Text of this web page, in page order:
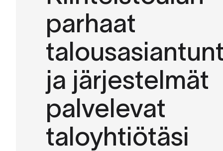
parhaat
ja järjestelmät
palvelevat
taloyhtiötäsi